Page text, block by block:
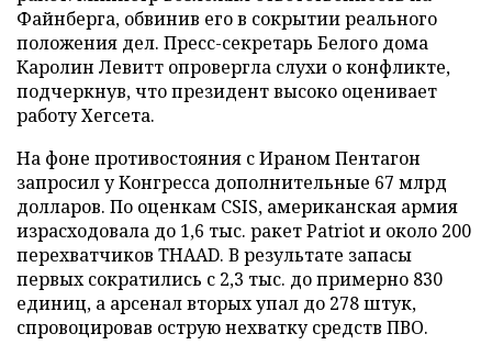
Файнберга, обвинив его в сокрытии реального
положения дел. Пресс-секретарь Белого дома
Каролин Левитт опровергла слухи о конфликте,
подчеркнув, что президент высоко оценивает
работу Хегсета.
На фоне противостояния с Ираном Пентагон
запросил у Конгресса дополнительные 67 млрд
долларов. По оценкам CSIS, американская армия
израсходовала до 1,6 тыс. ракет Patriot и около 200
перехватчиков THAAD. В результате запасы
первых сократились с 2,3 тыс. до примерно 830
единиц, а арсенал вторых упал до 278 штук,
спровоцировав острую нехватку средств ПВО.